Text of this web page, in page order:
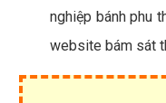
nghiệp bánh phu
website bám sát